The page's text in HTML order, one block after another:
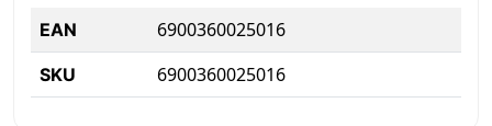
EAN 6900360025016
SKU 6900360025016